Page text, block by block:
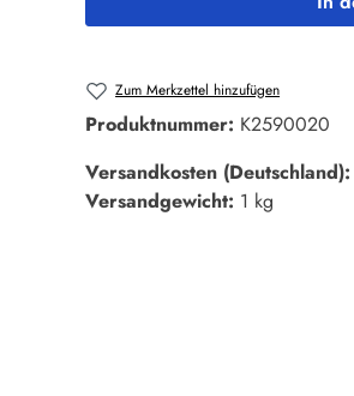
Zum Merkzettel hinzufügen
Produktnummer: K2590020
Versandkosten (Deutschland):
Versandgewicht: 1 kg